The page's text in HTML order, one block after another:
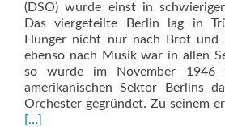
(DSO) wurde einst in
Das viergeteilte Berlin lag in
Hunger nicht nur nach Brot und
ebenso nach Musik war in allen
so wurde im November 1946
amerikanischen Sektor Berlins
Orchester gegründet. Zu seinem
[…]